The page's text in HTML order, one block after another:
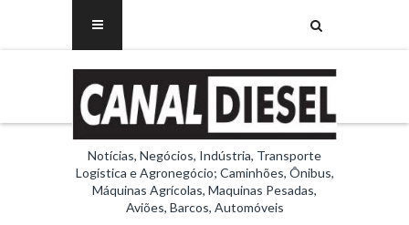
Notícias, Negócios, Indústria, Transporte
Logística e Agronegócio; Caminhões, Ônibus,
Máquinas Agrícolas, Maquinas Pesadas,
Aviões, Barcos, Automóveis